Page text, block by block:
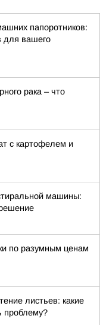
папоротников:
для вашего
рака – что
с картофелем и
машины:
по разумным ценам
листьев: какие
проблему?